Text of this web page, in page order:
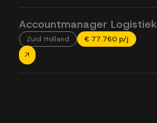
Accountmanager Logistiek
Zuid Holland € 77.760 p/j